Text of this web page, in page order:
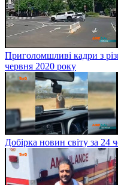
Приголомшливі кадри з
червня 2020 року
Добірка новин світу за 24